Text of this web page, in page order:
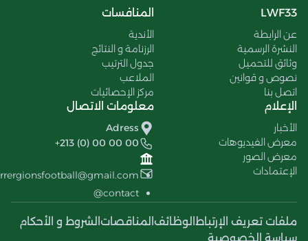
LWF33
عن الرابطة
النشرة الرسمية
وثائق للتحميل
نصوص و قوانين
اتصل بنا
المنافسات
الأندية
الرزنامة و النتائج
جدول الترتيب
الملاعب
مركز الإحصائيات
الإعلام
الأخبار
معرض الفيديوهات
معرض الصور
الإعتمادات
معلومات الاتصال
Adress
+213 (0) 00 00 00
contact@
ملفات تعريف الإرتباط الوظائف المناقصات الشروط و الأحكام
سياسة الخصوصية